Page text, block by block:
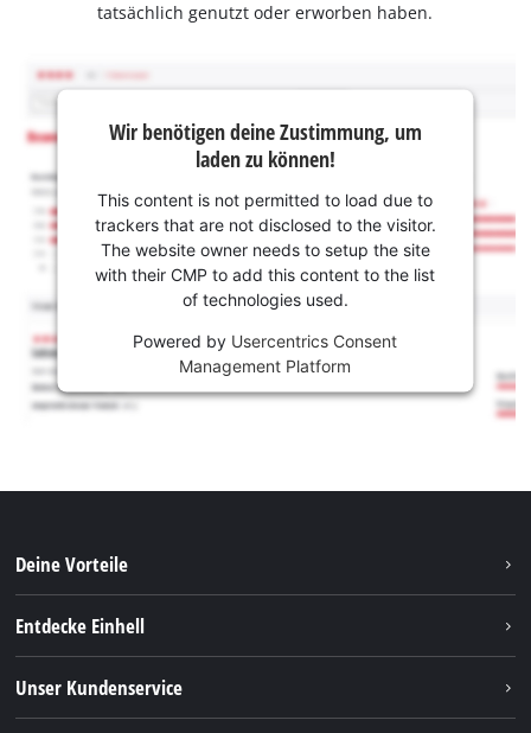
tatsächlich genutzt oder erworben haben.
Wir benötigen deine Zustimmung, um
laden zu können!
This content is not permitted to load due to
trackers that are not disclosed to the visitor.
The website owner needs to setup the site
with their CMP to add this content to the list
of technologies used.
Powered by Usercentrics Consent
Management Platform
Deine Vorteile
Entdecke Einhell
Unser Kundenservice